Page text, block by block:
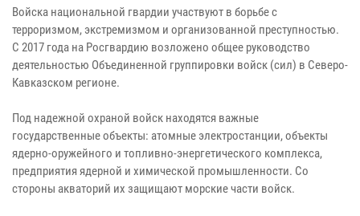
Войска национальной гвардии участвуют в борьбе с
терроризмом, экстремизмом и организованной преступностью.
С 2017 года на Росгвардию возложено общее руководство
деятельностью Объединенной группировки войск (сил) в Северо-
Кавказском регионе.
Под надежной охраной войск находятся важные
государственные объекты: атомные электростанции, объекты
ядерно-оружейного и топливно-энергетического комплекса,
предприятия ядерной и химической промышленности. Со
стороны акваторий их защищают морские части войск.